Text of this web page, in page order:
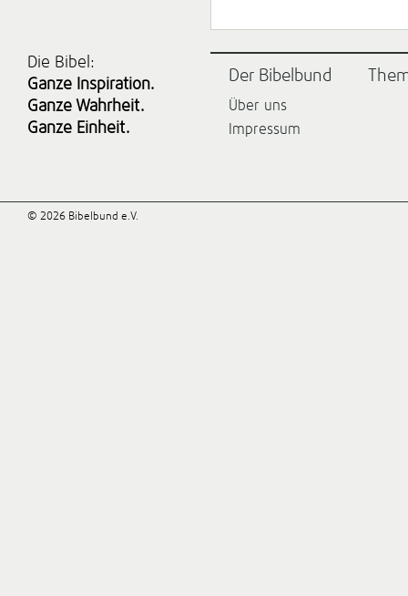
Die Bibel:
Ganze Inspiration.
Ganze Wahrheit.
Ganze Einheit.
Der Bibelbund
Über uns
Impressum
© 2026 Bibelbund e.V.